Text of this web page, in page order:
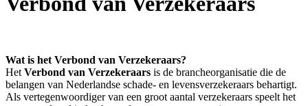
Wat is het Verbond van Verzekeraars?
Het Verbond van Verzekeraars is de brancheorganisatie die de
belangen van Nederlandse schade- en levensverzekeraars behartigt.
Als vertegenwoordiger van een groot aantal verzekeraars speelt het